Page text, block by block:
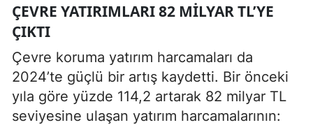
ÇEVRE YATIRIMLARI 82 MILYAR TL’YE
ÇIKTI
Çevre koruma yatırım harcamaları da
2024’te güçlü bir artış kaydetti. Bir önceki
yıla göre yüzde 114,2 artarak 82 milyar TL
seviyesine ulaşan yatırım harcamalarının: